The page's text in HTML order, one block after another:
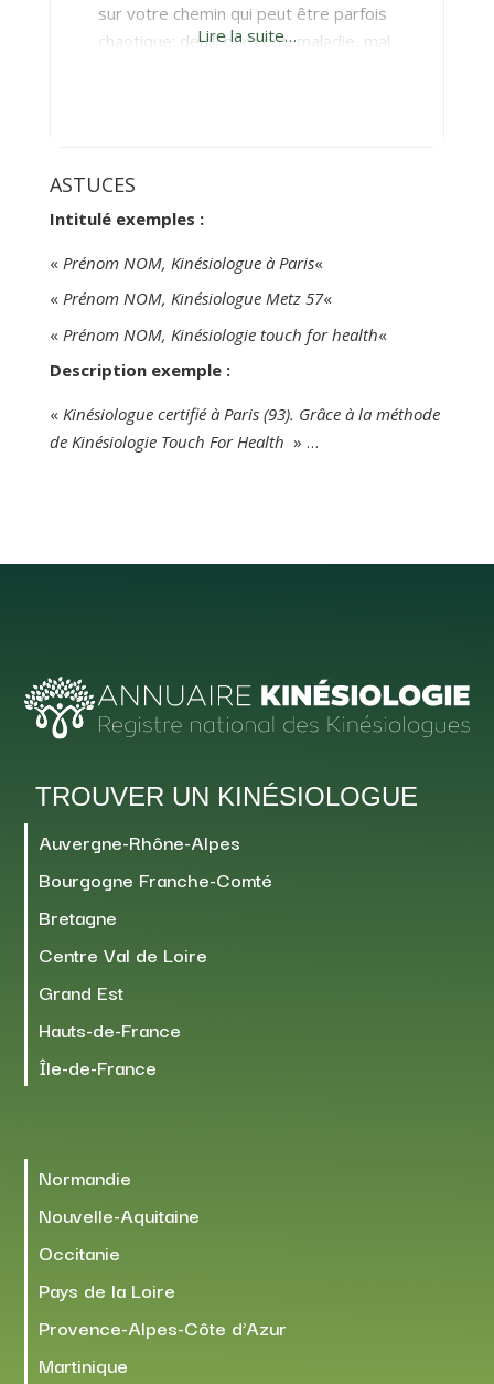
sur votre chemin qui peut être parfois
chaotique: deuil, burn out, maladie, mal
Lire la suite…
ASTUCES
Intitulé exemples :
« Prénom NOM, Kinésiologue à Paris«
« Prénom NOM, Kinésiologue Metz 57«
« Prénom NOM, Kinésiologie touch for health«
Description exemple :
« Kinésiologue certifié à Paris (93). Grâce à la méthode
de Kinésiologie Touch For Health » …
TROUVER UN KINÉSIOLOGUE
Auvergne-Rhône-Alpes
Bourgogne Franche-Comté
Bretagne
Centre Val de Loire
Grand Est
Hauts-de-France
Île-de-France
Normandie
Nouvelle-Aquitaine
Occitanie
Pays de la Loire
Provence-Alpes-Côte d’Azur
Martinique